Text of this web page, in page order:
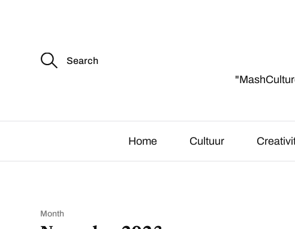
S
e
f
Home Cultuur
Month